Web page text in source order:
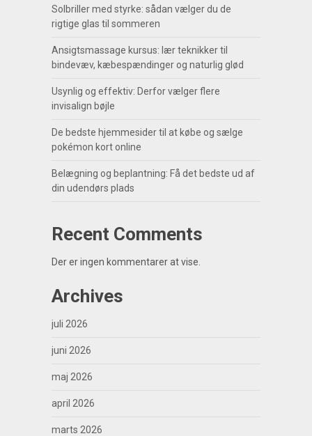
Solbriller med styrke: sådan vælger du de
rigtige glas til sommeren
Ansigtsmassage kursus: lær teknikker til
bindevæv, kæbespændinger og naturlig glød
Usynlig og effektiv: Derfor vælger flere
invisalign bøjle
De bedste hjemmesider til at købe og sælge
pokémon kort online
Belægning og beplantning: Få det bedste ud af
din udendørs plads
Recent Comments
Der er ingen kommentarer at vise.
Archives
juli 2026
juni 2026
maj 2026
april 2026
marts 2026